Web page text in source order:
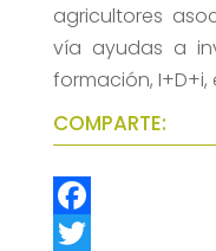
agricultores
vía ayudas a
formación, I+D+i,
COMPARTE:
F